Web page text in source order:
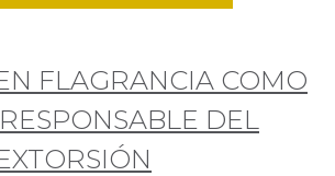
FLAGRANCIA COMO
DEL